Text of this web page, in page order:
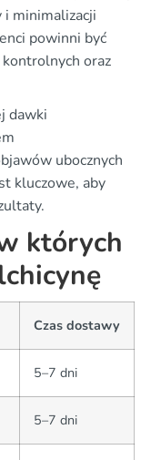
minimalizacji
powinni być
oraz
dawki
ubocznych
kluczowe, aby
których
Czas dostawy
5–7 dni
5–7 dni